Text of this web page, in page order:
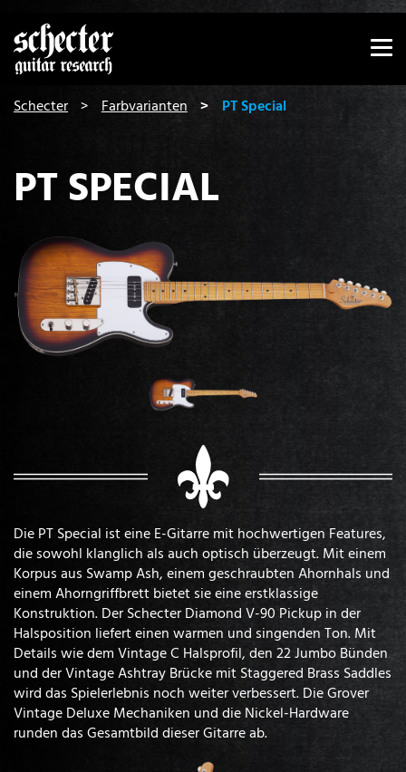
Zeige besser passende Version dieser Seite
Diese Meldung nicht mehr anzeigen
Schecter Farbvarianten PT Special
PT SPECIAL
Die PT Special ist eine E-Gitarre mit hochwertigen Features,
die sowohl klanglich als auch optisch überzeugt. Mit einem
Korpus aus Swamp Ash, einem geschraubten Ahornhals und
einem Ahorngriffbrett bietet sie eine erstklassige
Konstruktion. Der Schecter Diamond V-90 Pickup in der
Halsposition liefert einen warmen und singenden Ton. Mit
Details wie dem Vintage C Halsprofil, den 22 Jumbo Bünden
und der Vintage Ashtray Brücke mit Staggered Brass Saddles
wird das Spielerlebnis noch weiter verbessert. Die Grover
Vintage Deluxe Mechaniken und die Nickel-Hardware
runden das Gesamtbild dieser Gitarre ab.